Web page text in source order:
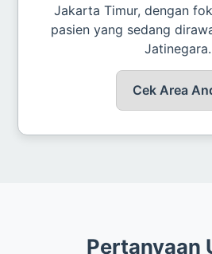
Jakarta Timur, dengan
pasien yang sedang
Jatinegara.
Cek Area
Pertanyaan